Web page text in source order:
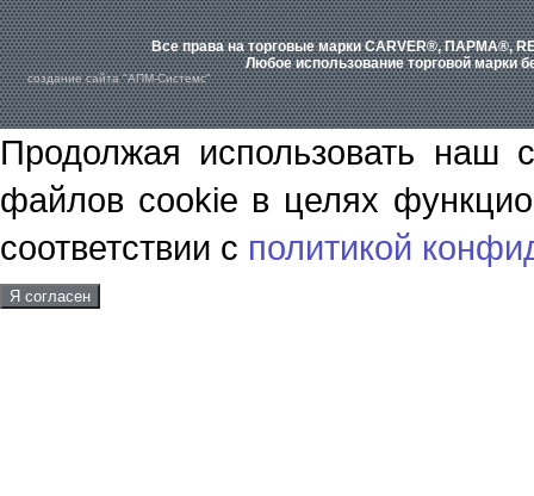
Все права на торговые марки CARVER®, ПАРМА®,
Любое использование торговой марки
создание сайта "АПМ-Системс"
Продолжая использовать наш
файлов cookie в целях
соответствии с политикой
Я согласен